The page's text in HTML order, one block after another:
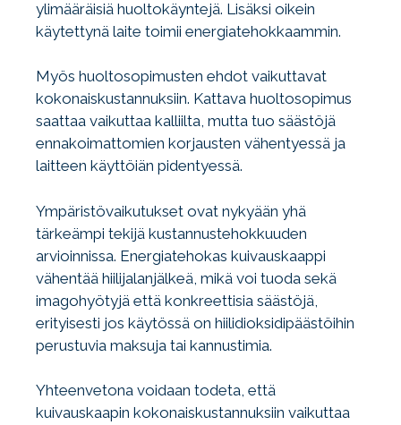
ylimääräisiä huoltokäyntejä. Lisäksi oikein
käytettynä laite toimii energiatehokkaammin.
Myös huoltosopimusten ehdot vaikuttavat
kokonaiskustannuksiin. Kattava huoltosopimus
saattaa vaikuttaa kalliilta, mutta tuo säästöjä
ennakoimattomien korjausten vähentyessä ja
laitteen käyttöiän pidentyessä.
Ympäristövaikutukset ovat nykyään yhä
tärkeämpi tekijä kustannustehokkuuden
arvioinnissa. Energiatehokas kuivauskaappi
vähentää hiilijalanjälkeä, mikä voi tuoda sekä
imagohyötyjä että konkreettisia säästöjä,
erityisesti jos käytössä on hiilidioksidipäästöihin
perustuvia maksuja tai kannustimia.
Yhteenvetona voidaan todeta, että
kuivauskaapin kokonaiskustannuksiin vaikuttaa